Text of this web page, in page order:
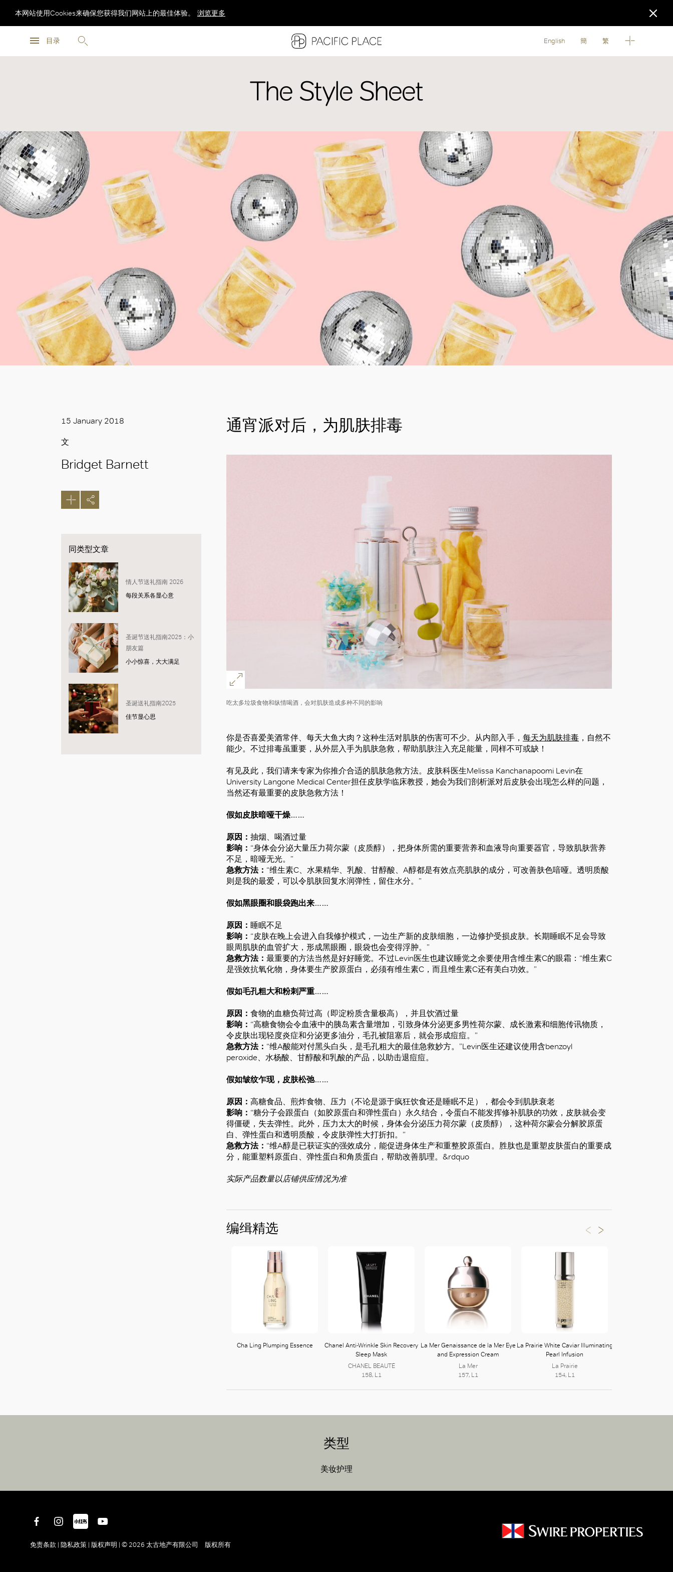
目录
本网站使用Cookies来确保您获得我们网站上的最佳体验。 浏览更多
English 簡 繁
The Style Sheet
15 January 2018
文
Bridget Barnett
同类型文章
情人节送礼指南 2026
每段关系各显心意
圣诞节送礼指南2025：小
朋友篇
小小惊喜，大大满足
圣诞送礼指南2025
佳节显心思
通宵派对后，为肌肤排毒
吃太多垃圾食物和纵情喝酒，会对肌肤造成多种不同的影响
你是否喜爱美酒常伴、每天大鱼大肉？这种生活对肌肤的伤害可不少。从内部入手， 每天为肌肤排毒 ，自然不
能少。不过排毒虽重要，从外层入手为肌肤急救，帮助肌肤注入充足能量，同样不可或缺！
有见及此，我们请来专家为你推介合适的肌肤急救方法。皮肤科医生Melissa Kanchanapoomi Levin在
University Langone Medical Center担任皮肤学临床教授，她会为我们剖析派对后皮肤会出现怎么样的问题，
当然还有最重要的皮肤急救方法！
假如皮肤暗哑干燥……
原因： 抽烟、喝酒过量
影响： “身体会分泌大量压力荷尔蒙（皮质醇），把身体所需的重要营养和血液导向重要器官，导致肌肤营养
不足，暗哑无光。”
急救方法： “维生素C、水果精华、乳酸、甘醇酸、A醇都是有效点亮肌肤的成分，可改善肤色喑哑。透明质酸
则是我的最爱，可以令肌肤回复水润弹性，留住水分。”
假如黑眼圈和眼袋跑出来……
原因： 睡眠不足
影响： “皮肤在晚上会进入自我修护模式，一边生产新的皮肤细胞，一边修护受损皮肤。长期睡眠不足会导致
眼周肌肤的血管扩大，形成黑眼圈，眼袋也会变得浮肿。”
急救方法： 最重要的方法当然是好好睡觉。不过Levin医生也建议睡觉之余要使用含维生素C的眼霜：“维生素C
是强效抗氧化物，身体要生产胶原蛋白，必须有维生素C，而且维生素C还有美白功效。”
假如毛孔粗大和粉刺严重……
原因： 食物的血糖负荷过高（即淀粉质含量极高），并且饮酒过量
影响： “高糖食物会令血液中的胰岛素含量增加，引致身体分泌更多男性荷尔蒙、成长激素和细胞传讯物质，
令皮肤出现轻度炎症和分泌更多油分，毛孔被阻塞后，就会形成痘痘。”
急救方法： “维A酸能对付黑头白头，是毛孔粗大的最佳急救妙方。”Levin医生还建议使用含benzoyl
peroxide、水杨酸、甘醇酸和乳酸的产品，以助击退痘痘。
假如皱纹乍现，皮肤松弛……
原因： 高糖食品、煎炸食物、压力（不论是源于疯狂饮食还是睡眠不足），都会令到肌肤衰老
影响： “糖分子会跟蛋白（如胶原蛋白和弹性蛋白）永久结合，令蛋白不能发挥修补肌肤的功效，皮肤就会变
得僵硬，失去弹性。此外，压力太大的时候，身体会分泌压力荷尔蒙（皮质醇），这种荷尔蒙会分解胶原蛋
白、弹性蛋白和透明质酸，令皮肤弹性大打折扣。”
急救方法： “维A醇是已获证实的强效成分，能促进身体生产和重整胶原蛋白。胜肽也是重塑皮肤蛋白的重要成
分，能重塑料原蛋白、弹性蛋白和角质蛋白，帮助改善肌理。&rdquo
实际产品数量以店铺供应情况为准
编缉精选
Cha Ling Plumping Essence
Chanel Anti-Wrinkle Skin Recovery
Sleep Mask
CHANEL BEAUTÉ
158, L1
La Mer Genaissance de la Mer Eye
and Expression Cream
La Mer
157, L1
La Prairie White Caviar Illuminating
Pearl Infusion
La Prairie
154, L1
类型
美妆护理
免责条款 | 隐私政策 | 版权声明 | © 2026 太古地产有限公司 版权所有
好